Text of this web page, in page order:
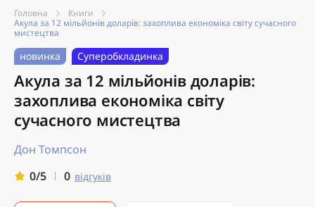
Головна
Книги
Акула за 12 мільйонів доларів: захоплива економіка світу сучасного
мистецтва
новинка Суперобкладинка
Акула за 12 мільйонів доларів:
захоплива економіка світу
сучасного мистецтва
Дон Томпсон
0/5
0 відгуків